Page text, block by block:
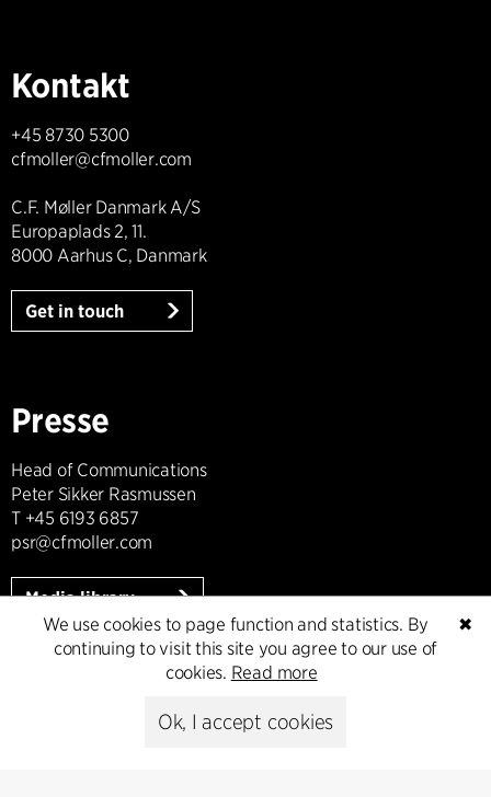
Kontakt
+45 8730 5300
cfmoller@cfmoller.com
C.F. Møller Danmark A/S
Europaplads 2, 11.
8000 Aarhus C, Danmark
Get in touch
Presse
Head of Communications
Peter Sikker Rasmussen
T +45 6193 6857
psr@cfmoller.com
Media library
Subscribe
✖
We use cookies to page function and statistics. By
continuing to visit this site you agree to our use of
cookies. Read more
Ok, I accept cookies